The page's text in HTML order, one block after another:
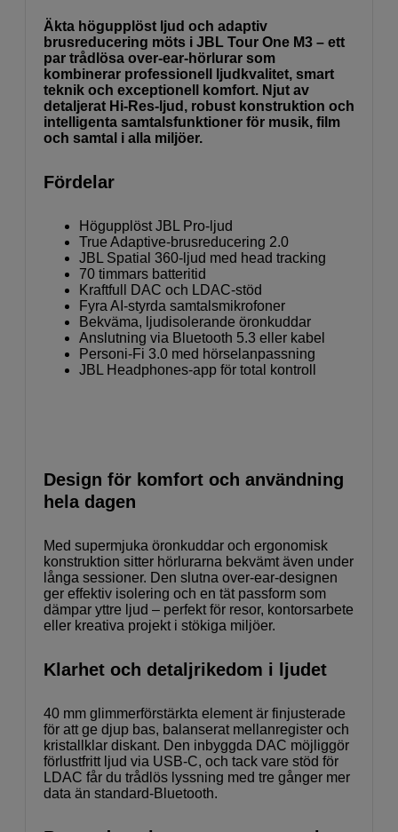
Äkta högupplöst ljud och adaptiv
brusreducering möts i JBL Tour One M3 – ett
par trådlösa over-ear-hörlurar som
kombinerar professionell ljudkvalitet, smart
teknik och exceptionell komfort. Njut av
detaljerat Hi-Res-ljud, robust konstruktion och
intelligenta samtalsfunktioner för musik, film
och samtal i alla miljöer.
Fördelar
Högupplöst JBL Pro-ljud
True Adaptive-brusreducering 2.0
JBL Spatial 360-ljud med head tracking
70 timmars batteritid
Kraftfull DAC och LDAC-stöd
Fyra AI-styrda samtalsmikrofoner
Bekväma, ljudisolerande öronkuddar
Anslutning via Bluetooth 5.3 eller kabel
Personi-Fi 3.0 med hörselanpassning
JBL Headphones-app för total kontroll
Design för komfort och användning
hela dagen
Med supermjuka öronkuddar och ergonomisk
konstruktion sitter hörlurarna bekvämt även under
långa sessioner. Den slutna over-ear-designen
ger effektiv isolering och en tät passform som
dämpar yttre ljud – perfekt för resor, kontorsarbete
eller kreativa projekt i stökiga miljöer.
Klarhet och detaljrikedom i ljudet
40 mm glimmerförstärkta element är finjusterade
för att ge djup bas, balanserat mellanregister och
kristallklar diskant. Den inbyggda DAC möjliggör
förlustfritt ljud via USB-C, och tack vare stöd för
LDAC får du trådlös lyssning med tre gånger mer
data än standard-Bluetooth.